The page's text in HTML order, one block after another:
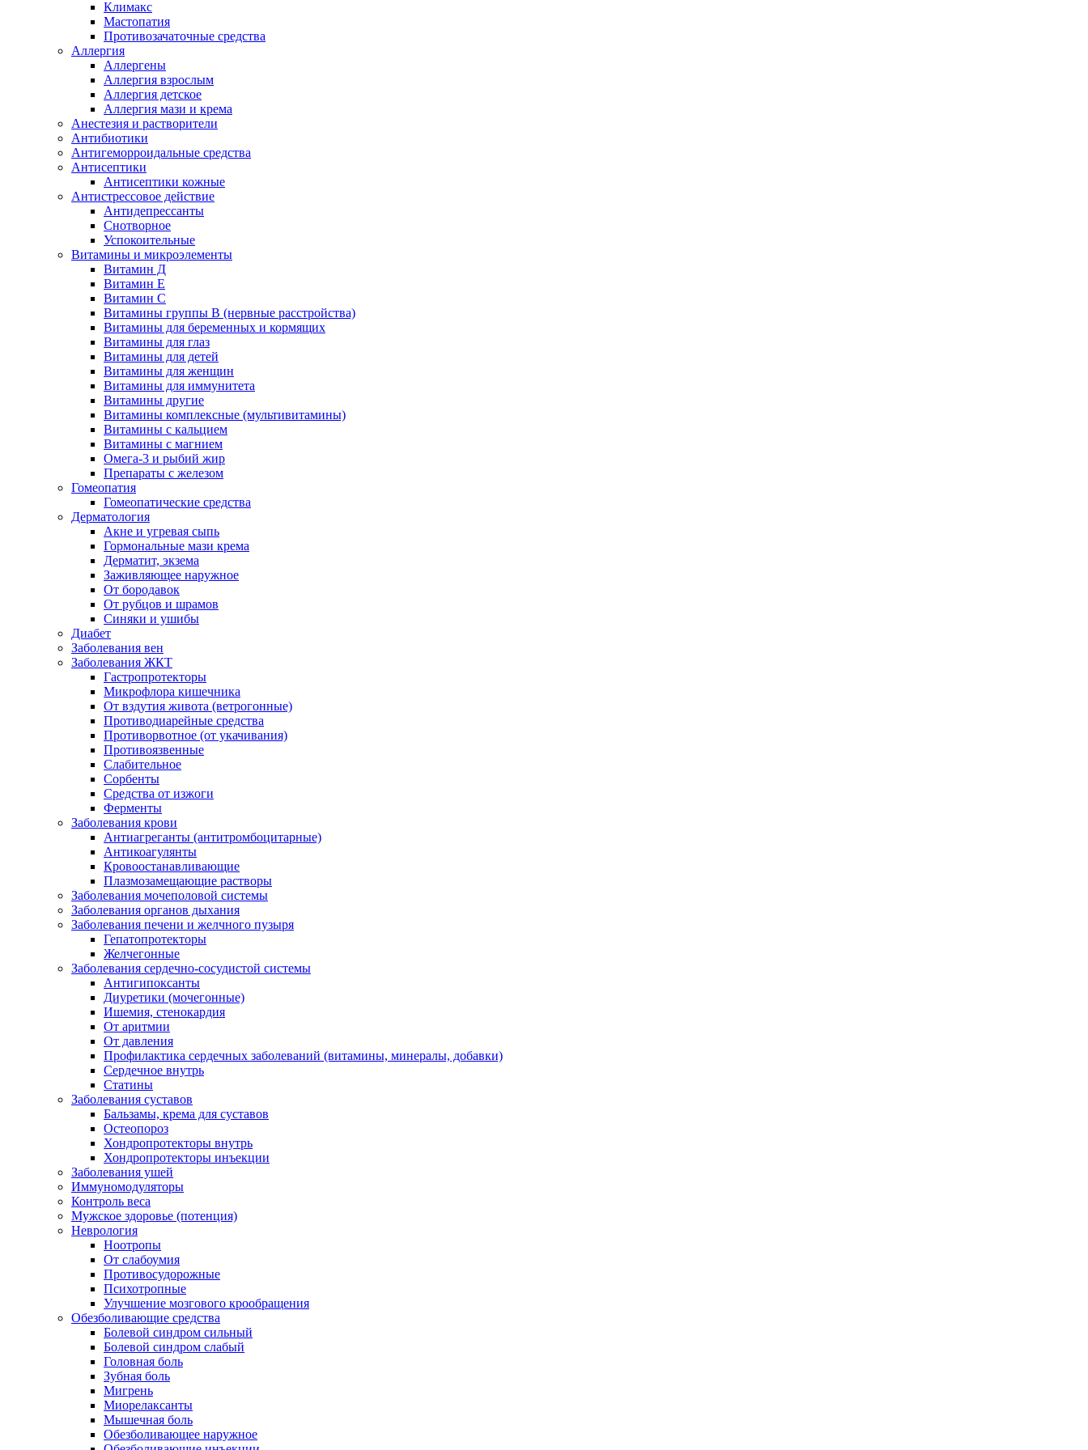
Климакс
Мастопатия
Противозачаточные средства
Аллергия
Аллергены
Аллергия взрослым
Аллергия детское
Аллергия мази и крема
Анестезия и растворители
Антибиотики
Антигеморроидальные средства
Антисептики
Антисептики кожные
Антистрессовое действие
Антидепрессанты
Снотворное
Успокоительные
Витамины и микроэлементы
Витамин Д
Витамин Е
Витамин С
Витамины группы В (нервные расстройства)
Витамины для беременных и кормящих
Витамины для глаз
Витамины для детей
Витамины для женщин
Витамины для иммунитета
Витамины другие
Витамины комплексные (мультивитамины)
Витамины с кальцием
Витамины с магнием
Омега-3 и рыбий жир
Препараты с железом
Гомеопатия
Гомеопатические средства
Дерматология
Акне и угревая сыпь
Гормональные мази крема
Дерматит, экзема
Заживляющее наружное
От бородавок
От рубцов и шрамов
Синяки и ушибы
Диабет
Заболевания вен
Заболевания ЖКТ
Гастропротекторы
Микрофлора кишечника
От вздутия живота (ветрогонные)
Противодиарейные средства
Противорвотное (от укачивания)
Противоязвенные
Слабительное
Сорбенты
Средства от изжоги
Ферменты
Заболевания крови
Антиагреганты (антитромбоцитарные)
Антикоагулянты
Кровоостанавливающие
Плазмозамещающие растворы
Заболевания мочеполовой системы
Заболевания органов дыхания
Заболевания печени и желчного пузыря
Гепатопротекторы
Желчегонные
Заболевания сердечно-сосудистой системы
Антигипоксанты
Диуретики (мочегонные)
Ишемия, стенокардия
От аритмии
От давления
Профилактика сердечных заболеваний (витамины, минералы, добавки)
Сердечное внутрь
Статины
Заболевания суставов
Бальзамы, крема для суставов
Остеопороз
Хондропротекторы внутрь
Хондропротекторы инъекции
Заболевания ушей
Иммуномодуляторы
Контроль веса
Мужское здоровье (потенция)
Неврология
Ноотропы
От слабоумия
Противосудорожные
Психотропные
Улучшение мозгового крообращения
Обезболивающие средства
Болевой синдром сильный
Болевой синдром слабый
Головная боль
Зубная боль
Мигрень
Миорелаксанты
Мышечная боль
Обезболивающее наружное